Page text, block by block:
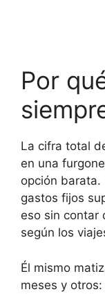
Por
La cifra total
en una
opción barata.
gastos fijos
eso sin contar
según los
Él mismo
meses y